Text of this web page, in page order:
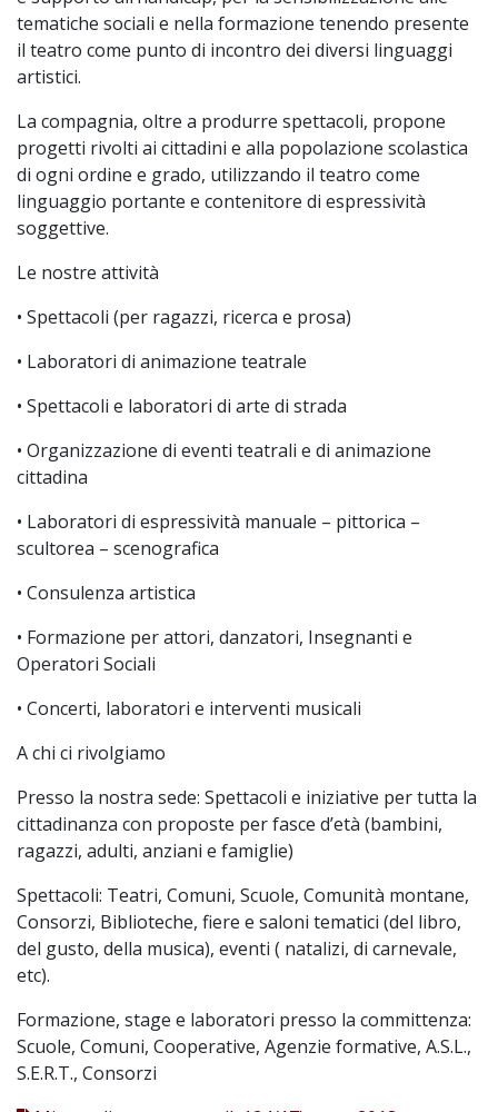
tematiche sociali e nella formazione tenendo presente
il teatro come punto di incontro dei diversi linguaggi
artistici.
La compagnia, oltre a produrre spettacoli, propone
progetti rivolti ai cittadini e alla popolazione scolastica
di ogni ordine e grado, utilizzando il teatro come
linguaggio portante e contenitore di espressività
soggettive.
Le nostre attività
• Spettacoli (per ragazzi, ricerca e prosa)
• Laboratori di animazione teatrale
• Spettacoli e laboratori di arte di strada
• Organizzazione di eventi teatrali e di animazione
cittadina
• Laboratori di espressività manuale – pittorica –
scultorea – scenografica
• Consulenza artistica
• Formazione per attori, danzatori, Insegnanti e
Operatori Sociali
• Concerti, laboratori e interventi musicali
A chi ci rivolgiamo
Presso la nostra sede: Spettacoli e iniziative per tutta la
cittadinanza con proposte per fasce d’età (bambini,
ragazzi, adulti, anziani e famiglie)
Spettacoli: Teatri, Comuni, Scuole, Comunità montane,
Consorzi, Biblioteche, fiere e saloni tematici (del libro,
del gusto, della musica), eventi ( natalizi, di carnevale,
etc).
Formazione, stage e laboratori presso la committenza:
Scuole, Comuni, Cooperative, Agenzie formative, A.S.L.,
S.E.R.T., Consorzi